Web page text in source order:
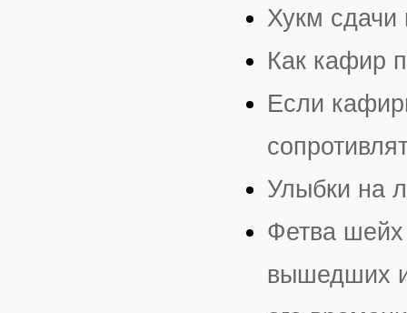
Хукм
Как кафир
Если
Улыбки на
Фетва
вышедших